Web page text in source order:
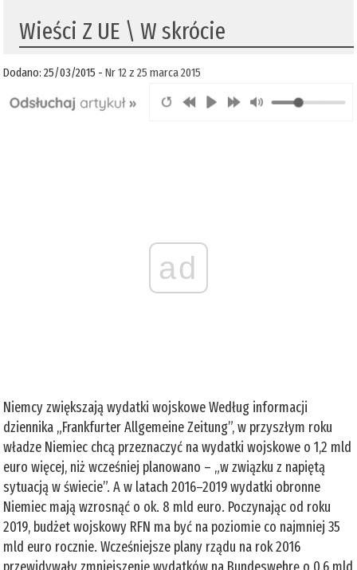
Wieści Z UE \ W skrócie
Dodano: 25/03/2015 -Nr 12 z 25 marca 2015
ad
Niemcy zwiększają wydatki wojskowe Według informacji
dziennika „Frankfurter Allgemeine Zeitung”, w przyszłym roku
władze Niemiec chcą przeznaczyć na wydatki wojskowe o 1,2 mld
euro więcej, niż wcześniej planowano – „w związku z napiętą
sytuacją w świecie”. A w latach 2016–2019 wydatki obronne
Niemiec mają wzrosnąć o ok. 8 mld euro. Poczynając od roku
2019, budżet wojskowy RFN ma być na poziomie co najmniej 35
mld euro rocznie. Wcześniejsze plany rządu na rok 2016